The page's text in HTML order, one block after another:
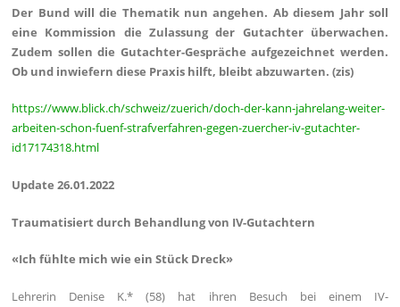
Der Bund will die Thematik nun angehen. Ab diesem Jahr soll
eine Kommission die Zulassung der Gutachter überwachen.
Zudem sollen die Gutachter-Gespräche aufgezeichnet werden.
Ob und inwiefern diese Praxis hilft, bleibt abzuwarten. (zis)
https://www.blick.ch/schweiz/zuerich/doch-der-kann-jahrelang-weiter-
arbeiten-schon-fuenf-strafverfahren-gegen-zuercher-iv-gutachter-
id17174318.html
Update 26.01.2022
Traumatisiert durch Behandlung von IV-Gutachtern
«Ich fühlte mich wie ein Stück Dreck»
Lehrerin Denise K.* (58) hat ihren Besuch bei einem IV-